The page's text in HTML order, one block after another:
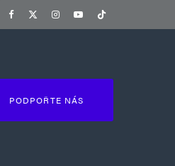
PODPOŘTE NÁS